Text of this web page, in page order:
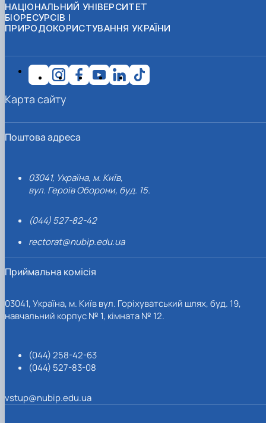
НАЦІОНАЛЬНИЙ УНІВЕРСИТЕТ
БІОРЕСУРСІВ І
ПРИРОДОКОРИСТУВАННЯ УКРАЇНИ
Поштова адреса
03041, Україна, м. Київ,
вул. Героїв Оборони, буд. 15.
(044) 527-82-42
rectorat@nubip.edu.ua
Приймальна комісія
03041, Україна, м. Київ вул. Горіхуватський шлях, буд. 19,
навчальний корпус № 1, кімната № 12.
(044) 258-42-63
(044) 527-83-08
vstup@nubip.edu.ua
Карта сайту